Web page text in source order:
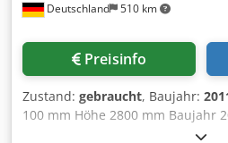
Deutschland 510 km
Preisinfo
Zustand: gebraucht, Baujahr:
100 mm Höhe 2800 mm Baujahr
Foerdertechnik mit Reiter